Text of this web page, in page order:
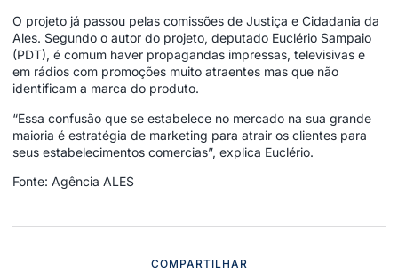
O projeto já passou pelas comissões de Justiça e Cidadania da
Ales. Segundo o autor do projeto, deputado Euclério Sampaio
(PDT), é comum haver propagandas impressas, televisivas e
em rádios com promoções muito atraentes mas que não
identificam a marca do produto.
“Essa confusão que se estabelece no mercado na sua grande
maioria é estratégia de marketing para atrair os clientes para
seus estabelecimentos comercias”, explica Euclério.
Fonte: Agência ALES
COMPARTILHAR